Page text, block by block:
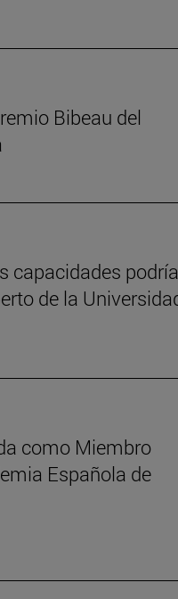
Bibeau del
capacidades
de la
como Miembro
Española de